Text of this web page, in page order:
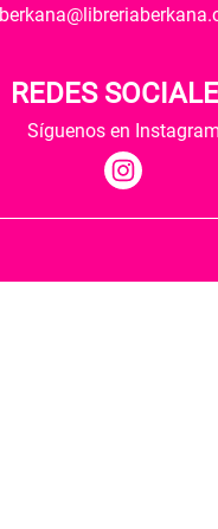
REDES
Síguenos en Instagram